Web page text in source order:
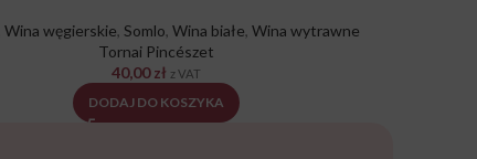
,Wina węgierskie,Somlo,Wina białe,Wina wytrawne
Tornai Pincészet
40,00zł z VAT
DODAJ DO KOSZYKA